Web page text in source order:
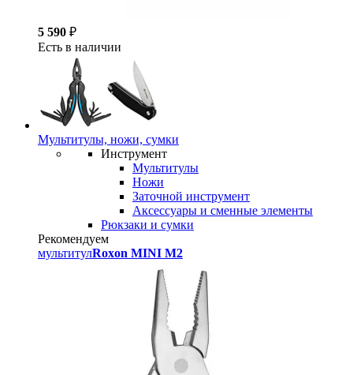
5 590 ₽
Есть в наличии
Мультитулы, ножи, сумки
Инструмент
Мультитулы
Ножи
Заточной инструмент
Аксессуары и сменные элементы
Рюкзаки и сумки
Рекомендуем
мультитулRoxon MINI M2